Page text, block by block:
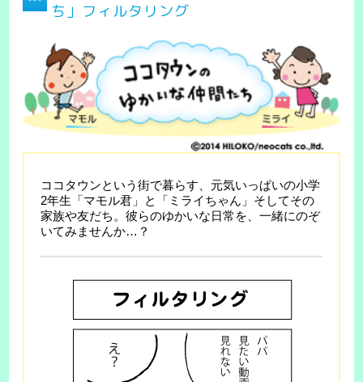
ち」フィルタリング
ココタウンという街で暮らす、元気いっぱいの小学
2年生「マモル君」と「ミライちゃん」そしてその
家族や友だち。彼らのゆかいな日常を、一緒にのぞ
いてみませんか…？